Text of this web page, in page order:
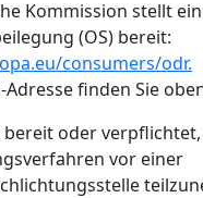
Kommission stellt
(OS) bereit:
consumers/odr.
Adresse finden Sie
oder verpflichtet,
vor einer